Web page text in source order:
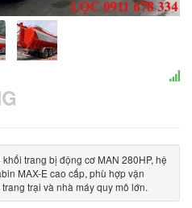
trang bị động cơ MAN 280HP, hệ
MAX-E cao cấp, phù hợp vận
trại và nhà máy quy mô lớn.